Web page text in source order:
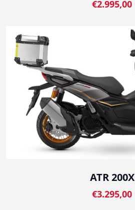
€2.995,00
ATR 200X
€3.295,00